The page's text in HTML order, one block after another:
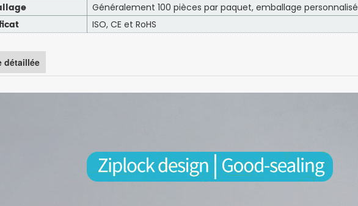
Généralement 100 pièces par paquet, emballage personnalisé
ISO, CE et RoHS
détaillée